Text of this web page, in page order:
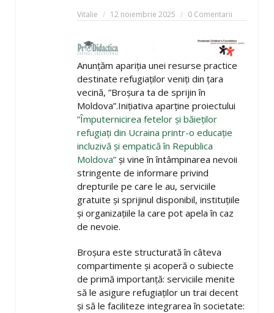
Vitalie 12 noiembrie 2025 0 Comentarii
Anunțăm apariția unei resurse practice
destinate refugiaților veniți din țara
vecină, ”Broșura ta de sprijin în
Moldova”.Inițiativa aparține proiectului
”Împuternicirea fetelor și băieților
refugiați din Ucraina printr-o educație
incluzivă și empatică în Republica
Moldova” și vine în întâmpinarea nevoii
stringente de informare privind
drepturile pe care le au, serviciile
gratuite și sprijinul disponibil, instituțiile
și organizațiile la care pot apela în caz
de nevoie.
Broșura este structurată în câteva
compartimente și acoperă o subiecte
de primă importanță: serviciile menite
să le asigure refugiaților un trai decent
și să le faciliteze integrarea în societate: